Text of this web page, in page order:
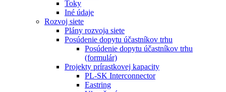
Toky
Iné údaje
Rozvoj siete
Plány rozvoja siete
Posúdenie dopytu účastníkov trhu
Posúdenie dopytu účastníkov trhu
(formulár)
Projekty prírastkovej kapacity
PL-SK Interconnector
Eastring